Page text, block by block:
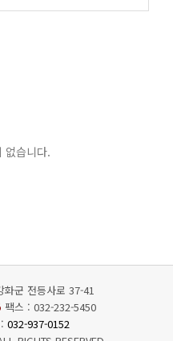
없습니다.
화군 전등사로 37-41
팩스 : 032-232-5450
032-937-0152